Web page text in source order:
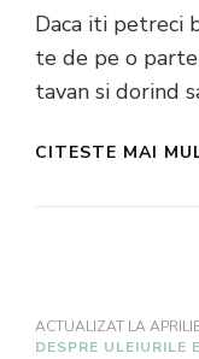
Daca iti petreci
te de pe o
tavan si dorind
CITESTE MAI
ACTUALIZAT LA
DESPRE ULEIURILE